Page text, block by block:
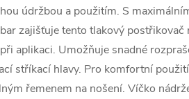
údržbou a použitím. S
zajišťuje tento tlakový postřikovač
aplikaci. Umožňuje snadné
stříkací hlavy. Pro komfortní
řemenem na nošení. Víčko